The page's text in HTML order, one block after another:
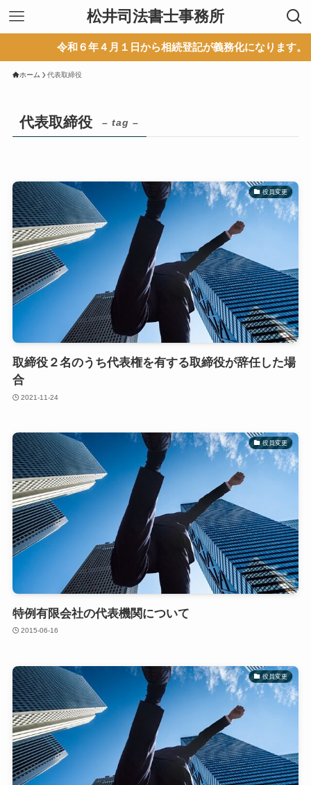
松井司法書士事務所
令和６年４月１日から相続登記が義務化になります。
ホーム 代表取締役
代表取締役 – tag –
役員変更
取締役２名のうち代表権を有する取締役が辞任した場
合
2021-11-24
役員変更
特例有限会社の代表機関について
2015-06-16
役員変更